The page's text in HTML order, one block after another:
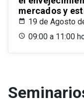
mercados y
19 de Agosto
09:00 a 11:00